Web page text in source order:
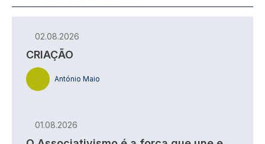
02.08.2026
CRIAÇÃO
António Maio
01.08.2026